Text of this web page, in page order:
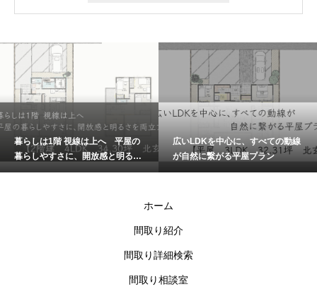
暮らしは1階 視線は上へ 平屋の
暮らしやすさに、開放感と明るさ
を両立プラン
広いLDKを中心に、すべての動線
が自然に繋がる平屋プラン
ホーム
間取り紹介
間取り詳細検索
間取り相談室